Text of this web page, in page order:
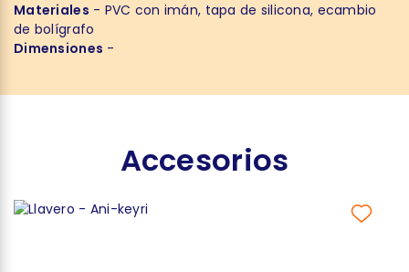
Materiales - PVC con imán, tapa de silicona, ecambio
de bolígrafo
Dimensiones -
Accesorios